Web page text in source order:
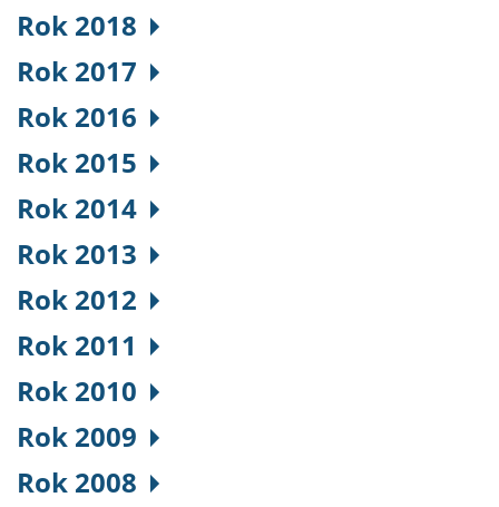
Rok 2018
Rok 2017
Rok 2016
Rok 2015
Rok 2014
Rok 2013
Rok 2012
Rok 2011
Rok 2010
Rok 2009
Rok 2008